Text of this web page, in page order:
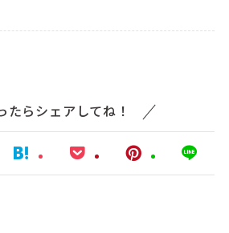
たらシェアしてね！